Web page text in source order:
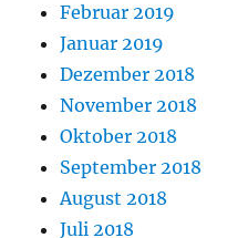
Februar 2019
Januar 2019
Dezember 2018
November 2018
Oktober 2018
September 2018
August 2018
Juli 2018